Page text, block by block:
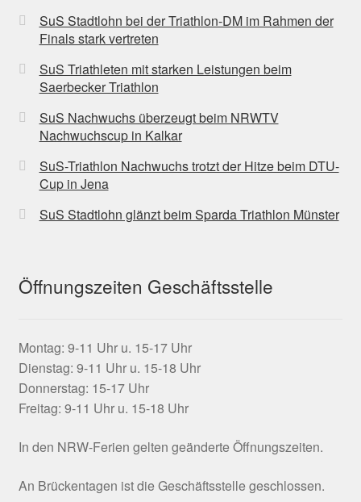
SuS Stadtlohn bei der Triathlon-DM im Rahmen der
Finals stark vertreten
SuS Triathleten mit starken Leistungen beim
Saerbecker Triathlon
SuS Nachwuchs überzeugt beim NRWTV
Nachwuchscup in Kalkar
SuS-Triathlon Nachwuchs trotzt der Hitze beim DTU-
Cup in Jena
SuS Stadtlohn glänzt beim Sparda Triathlon Münster
Öffnungszeiten Geschäftsstelle
Montag: 9-11 Uhr u. 15-17 Uhr
Dienstag: 9-11 Uhr u. 15-18 Uhr
Donnerstag: 15-17 Uhr
Freitag: 9-11 Uhr u. 15-18 Uhr
In den NRW-Ferien gelten geänderte Öffnungszeiten.
An Brückentagen ist die Geschäftsstelle geschlossen.